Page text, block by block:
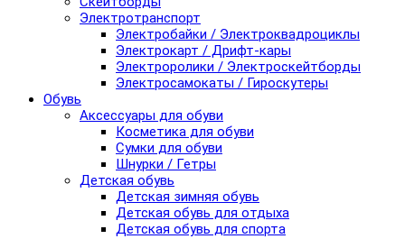
Электротранспорт
Электробайки / Электроквадроциклы
Электрокарт / Дрифт-кары
Электроролики / Электроскейтборды
Электросамокаты / Гироскутеры
Обувь
Аксессуары для обуви
Косметика для обуви
Сумки для обуви
Шнурки / Гетры
Детская обувь
Детская зимняя обувь
Детская обувь для отдыха
Детская обувь для спорта